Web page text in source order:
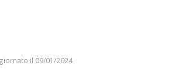
il 09/01/2024